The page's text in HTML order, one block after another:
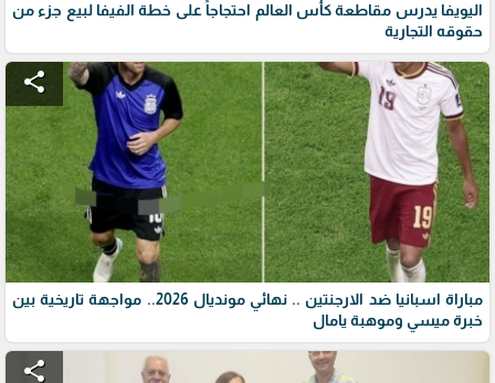
اليويفا يدرس مقاطعة كأس العالم احتجاجاً على خطة الفيفا لبيع جزء من
حقوقه التجارية
share
مباراة اسبانيا ضد الارجنتين .. نهائي مونديال 2026.. مواجهة تاريخية بين
خبرة ميسي وموهبة يامال
share